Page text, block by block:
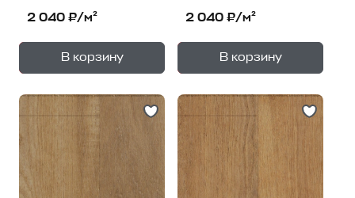
2 040 ₽/м²
В корзину
— 1уп.
2 040 ₽/м²
В корзину
— 1уп.